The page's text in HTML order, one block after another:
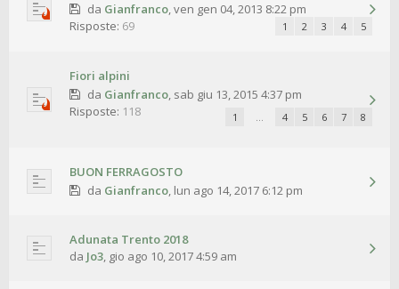
da Gianfranco,ven gen 04, 2013 8:22 pm
1 2 3 4 5
Risposte: 69
Fiori alpini
da Gianfranco, sab giu 13, 2015 4:37 pm
1 … 4 5 6 7 8
Risposte: 118
BUON FERRAGOSTO
da Gianfranco, lun ago 14, 2017 6:12 pm
Adunata Trento 2018
da Jo3, gio ago 10, 2017 4:59 am